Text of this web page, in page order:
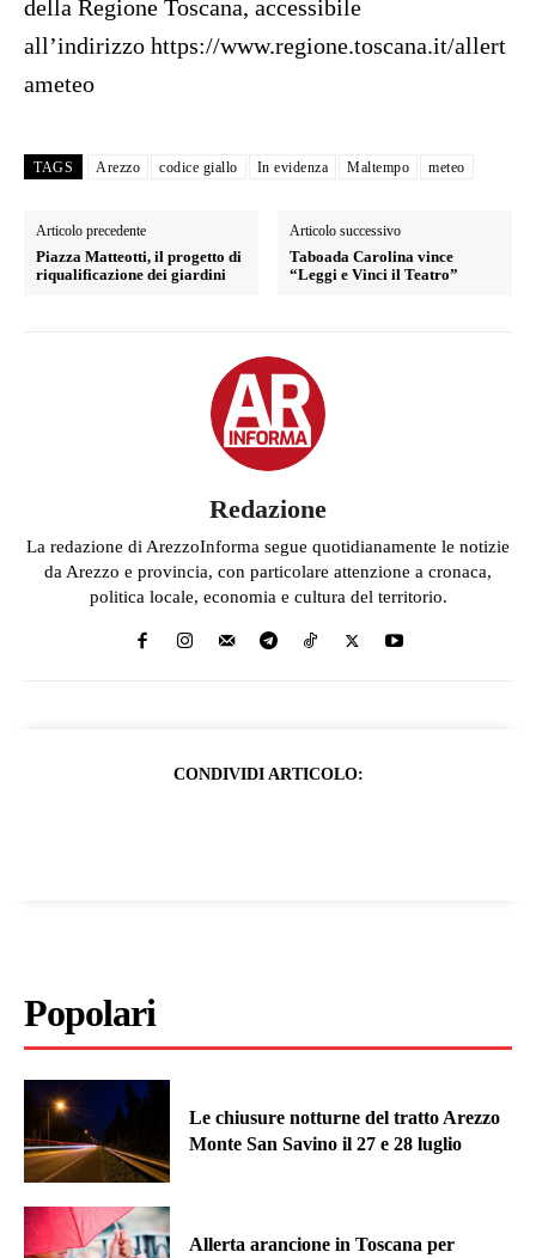
della Regione Toscana, accessibile
all’indirizzo https://www.regione.toscana.it/allert
ameteo
TAGS Arezzo codice giallo In evidenza Maltempo meteo
Articolo precedente
Piazza Matteotti, il progetto di
riqualificazione dei giardini
Articolo successivo
Taboada Carolina vince
“Leggi e Vinci il Teatro”
Redazione
La redazione di ArezzoInforma segue quotidianamente le notizie
da Arezzo e provincia, con particolare attenzione a cronaca,
politica locale, economia e cultura del territorio.
CONDIVIDI ARTICOLO:
Popolari
Le chiusure notturne del tratto Arezzo
Monte San Savino il 27 e 28 luglio
Allerta arancione in Toscana per